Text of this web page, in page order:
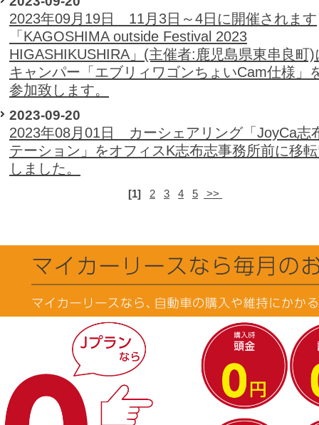
2023年09月19日 11月3日～4日に開催されます
「KAGOSHIMA outside Festival 2023
HIGASHIKUSHIRA」(主催者:鹿児島県東串良町)
キャンパー「エブリィワゴンちょいCam仕様」
参加致します。
2023-09-20
2023年08月01日 カーシェアリング「JoyCa志
テーション」をオフィスK志布志事務所前に移
しました。
[1] 2 3 4 5 >>